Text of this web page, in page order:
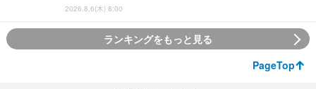
2026.8.6(木) 8:00
ランキングをもっと見る
PageTop